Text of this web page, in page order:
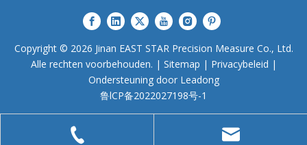
Copyright © 2026 Jinan EAST STAR Precision Measure Co., Ltd.
Alle rechten voorbehouden. | Sitemap | Privacybeleid |
Ondersteuning door Leadong
鲁lCP备2022027198号-1